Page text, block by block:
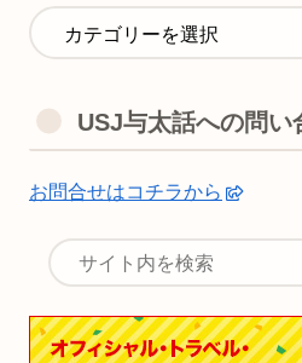
USJ与太話への問い
お問合せはコチラから